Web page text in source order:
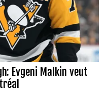
Evgeni Malkin veut